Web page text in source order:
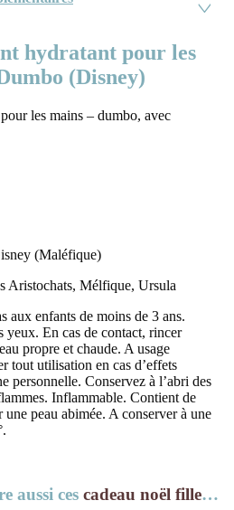
hydratant pour les
(Disney)
les mains – dumbo, avec
(Maléfique)
Aristochats, Mélfique, Ursula
aux enfants de moins de 3 ans.
yeux. En cas de contact, rincer
propre et chaude. A usage
tout utilisation en cas d’effets
personnelle. Conservez à l’abri des
Inflammable. Contient de
peau abimée. A conserver à une
aussi ces cadeau noël fille…